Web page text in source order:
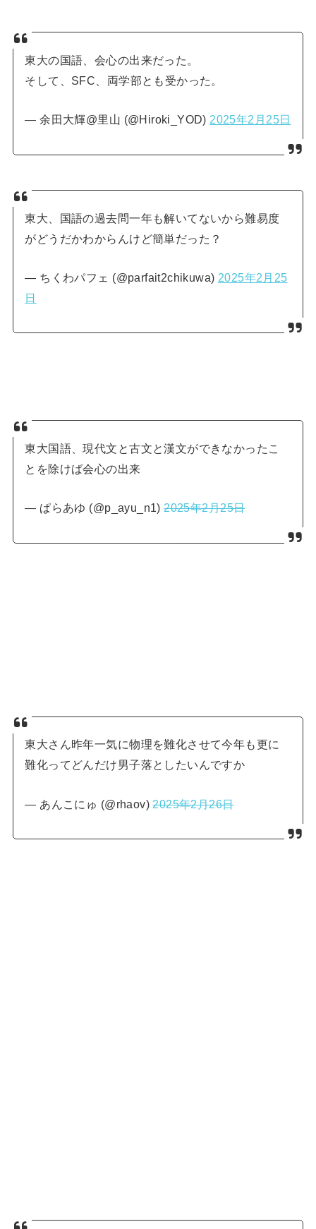
東大の国語、会心の出来だった。
そして、SFC、両学部とも受かった。
— 余田大輝@里山 (@Hiroki_YOD) 2025年2月25日
東大、国語の過去問一年も解いてないから難易度
がどうだかわからんけど簡単だった？
— ちくわパフェ (@parfait2chikuwa) 2025年2月25
日
東大国語、現代文と古文と漢文ができなかったこ
とを除けば会心の出来
— ぱらあゆ (@p_ayu_n1)2025年2月25日
東大さん昨年一気に物理を難化させて今年も更に
難化ってどんだけ男子落としたいんですか
— あんこにゅ (@rhaov)2025年2月26日